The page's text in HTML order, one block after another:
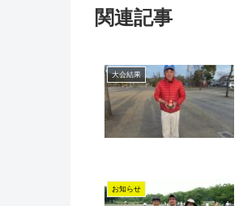
関連記事
大会結果
お知らせ